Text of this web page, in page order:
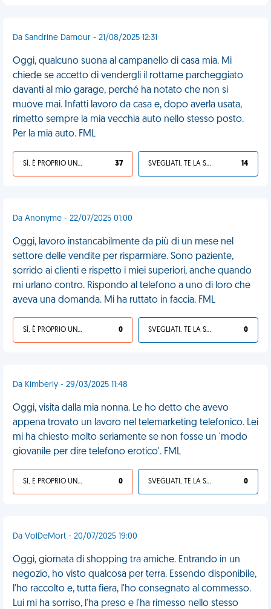
Da Sandrine Damour - 21/08/2025 12:31
Oggi, qualcuno suona al campanello di casa mia. Mi
chiede se accetto di vendergli il rottame parcheggiato
davanti al mio garage, perché ha notato che non si
muove mai. Infatti lavoro da casa e, dopo averla usata,
rimetto sempre la mia vecchia auto nello stesso posto.
Per la mia auto. FML
SÌ, È PROPRIO UNA VDM! 37 SVEGLIATI, TE LA SEI CERCATA! 14
Da Anonyme - 22/07/2025 01:00
Oggi, lavoro instancabilmente da più di un mese nel
settore delle vendite per risparmiare. Sono paziente,
sorrido ai clienti e rispetto i miei superiori, anche quando
mi urlano contro. Rispondo al telefono a uno di loro che
aveva una domanda. Mi ha ruttato in faccia. FML
SÌ, È PROPRIO UNA VDM! 0 SVEGLIATI, TE LA SEI CERCATA! 0
Da Kimberly - 29/03/2025 11:48
Oggi, visita dalla mia nonna. Le ho detto che avevo
appena trovato un lavoro nel telemarketing telefonico. Lei
mi ha chiesto molto seriamente se non fosse un 'modo
giovanile per dire telefono erotico'. FML
SÌ, È PROPRIO UNA VDM! 0 SVEGLIATI, TE LA SEI CERCATA! 0
Da VolDeMort - 20/07/2025 19:00
Oggi, giornata di shopping tra amiche. Entrando in un
negozio, ho visto qualcosa per terra. Essendo disponibile,
l'ho raccolto e, tutta fiera, l'ho consegnato al commesso.
Lui mi ha sorriso, l'ha preso e l'ha rimesso nello stesso